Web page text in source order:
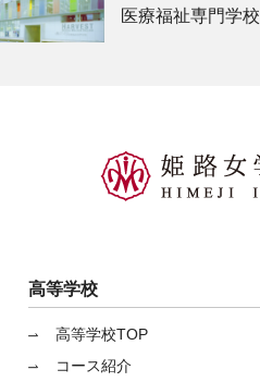
医療福祉専門学校
高等学校
高等学校TOP
コース紹介